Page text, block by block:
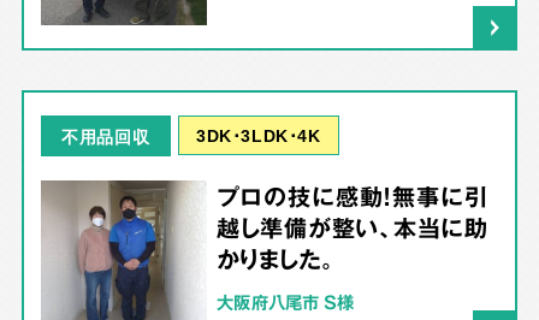
不用品回収 3DK･3LDK･4K
プロの技に感動！無事に引
越し準備が整い、本当に助
かりました。
大阪府八尾市 S様